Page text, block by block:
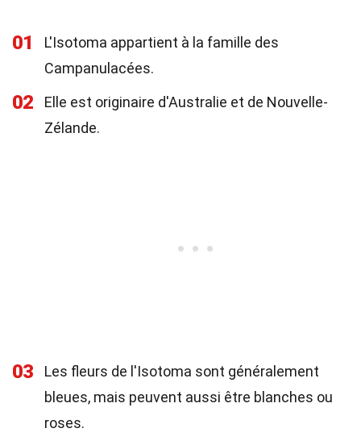
01
L'Isotoma appartient à la famille des
Campanulacées.
02
Elle est originaire d'Australie et de Nouvelle-
Zélande.
03
Les fleurs de l'Isotoma sont généralement
bleues, mais peuvent aussi être blanches ou
roses.